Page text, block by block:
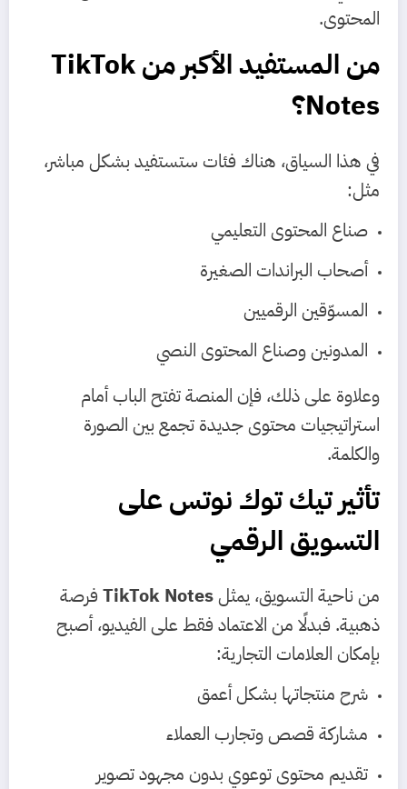
المحتوى.
من المستفيد الأكبر من TikTok
Notes؟
في هذا السياق، هناك فئات ستستفيد بشكل مباشر،
مثل:
صناع المحتوى التعليمي
أصحاب البراندات الصغيرة
المسوّقين الرقميين
المدونين وصناع المحتوى النصي
وعلاوة على ذلك، فإن المنصة تفتح الباب أمام
استراتيجيات محتوى جديدة تجمع بين الصورة
والكلمة.
تأثير تيك توك نوتس على
التسويق الرقمي
من ناحية التسويق، يمثلTikTok Notes فرصة
ذهبية. فبدلًا من الاعتماد فقط على الفيديو، أصبح
بإمكان العلامات التجارية:
شرح منتجاتها بشكل أعمق
مشاركة قصص وتجارب العملاء
تقديم محتوى توعوي بدون مجهود تصوير